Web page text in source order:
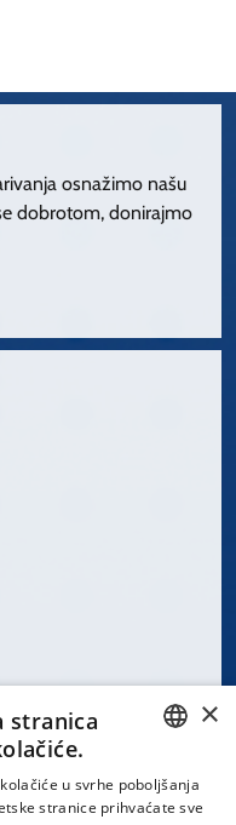
osnažimo našu
dobrotom, donirajmo
CROATIAN
×
stranica
u svrhe poboljšanja
stranice prihvaćate sve